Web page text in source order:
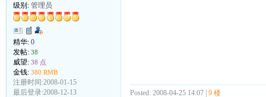
级别: 管理员
精华: 0
发帖: 38
威望: 38 点
金钱: 380 RMB
注册时间:2008-01-15
最后登录:2008-12-13
Posted: 2008-04-25 14:07 | 9 楼